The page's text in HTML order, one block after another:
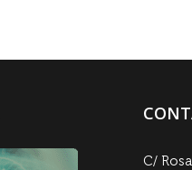
C/